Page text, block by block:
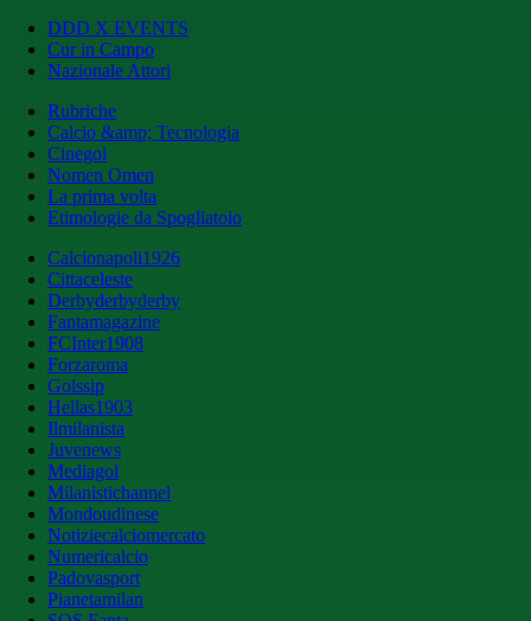
DDD X EVENTS
Cur in Campo
Nazionale Attori
Rubriche
Calcio &amp; Tecnologia
Cinegol
Nomen Omen
La prima volta
Etimologie da Spogliatoio
Calcionapoli1926
Cittaceleste
Derbyderbyderby
Fantamagazine
FCInter1908
Forzaroma
Golssip
Hellas1903
Ilmilanista
Juvenews
Mediagol
Milanistichannel
Mondoudinese
Notiziecalciomercato
Numericalcio
Padovasport
Pianetamilan